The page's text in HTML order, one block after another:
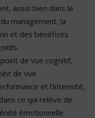
aussi bien dans le
management, la
et des bénéfices
de vue cognitif,
de vue
et l’intensité,
ce qui relève de
émotionnelle.